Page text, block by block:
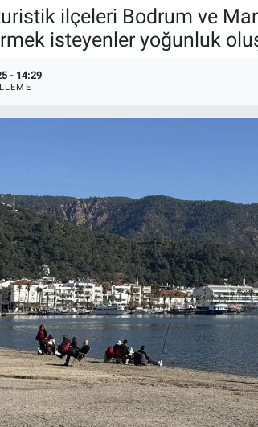
ilçeleri Bodrum ve
isteyenler yoğunluk
- 14:29